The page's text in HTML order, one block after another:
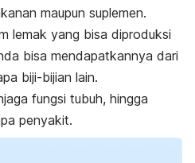
maupun suplemen.
lemak yang bisa diproduksi
bisa mendapatkannya dari
biji-bijian lain.
fungsi tubuh, hingga
penyakit.